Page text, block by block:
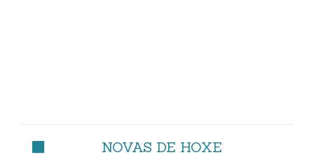
NOVAS DE HOXE